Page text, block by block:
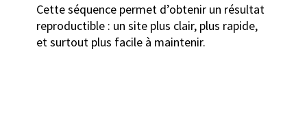
Cette séquence permet d’obtenir un résultat
reproductible : un site plus clair, plus rapide,
et surtout plus facile à maintenir.